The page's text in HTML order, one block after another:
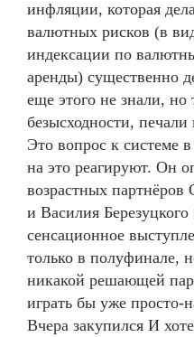
инфляции, которая
валютных рисков (в
индексации по
аренды) существенно
еще этого не знали, но
безысходности, печали
Это вопрос к системе
на это реагируют. Он
возрастных
и Василия
сенсационное
только в полуфинале,
никакой решающей
играть бы уже просто-
Вчера закупился И